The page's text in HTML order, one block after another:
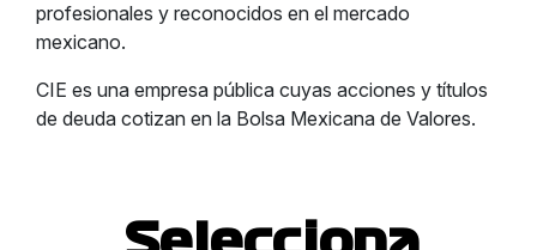
profesionales y reconocidos en el mercado
mexicano.
CIE es una empresa pública cuyas acciones y títulos
de deuda cotizan en la Bolsa Mexicana de Valores.